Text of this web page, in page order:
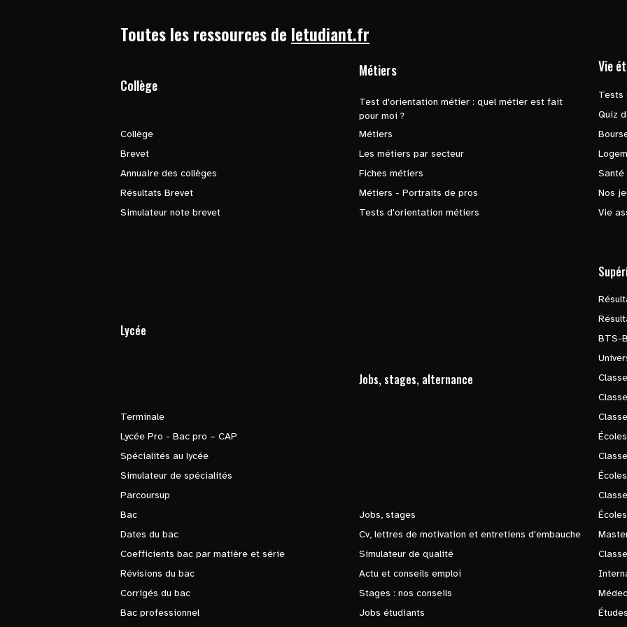
Toutes les ressources de letudiant.fr
Collège
Collège
Brevet
Annuaire des collèges
Résultats Brevet
Simulateur note brevet
Métiers
Test d'orientation métier : quel métier est fait
pour moi ?
Métiers
Les métiers par secteur
Fiches métiers
Métiers - Portraits de pros
Tests d'orientation métiers
Vie
Tests
Quiz
Santé
Nos
Vie
Lycée
Terminale
Lycée Pro - Bac pro – CAP
Spécialités au lycée
Simulateur de spécialités
Parcoursup
Bac
Dates du bac
Coefficients bac par matière et série
Révisions du bac
Corrigés du bac
Bac professionnel
Jobs, stages, alternance
Jobs, stages
Cv, lettres de motivation et entretiens d'embauche
Simulateur de qualité
Actu et conseils emploi
Stages : nos conseils
Jobs étudiants
BTS-